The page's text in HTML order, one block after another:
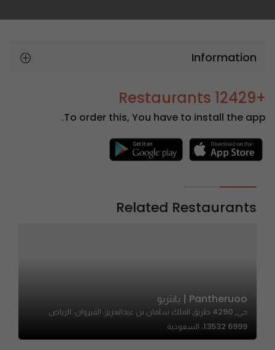
Information
+12429 Restaurants
To order this, You have to install the app.
Related Restaurants
Pantheruoo | بانثريو
حي, 4290 طريق الملك سلمان بن عبدالعزيز، القيروان، الرياض
13532 6999، السعودية